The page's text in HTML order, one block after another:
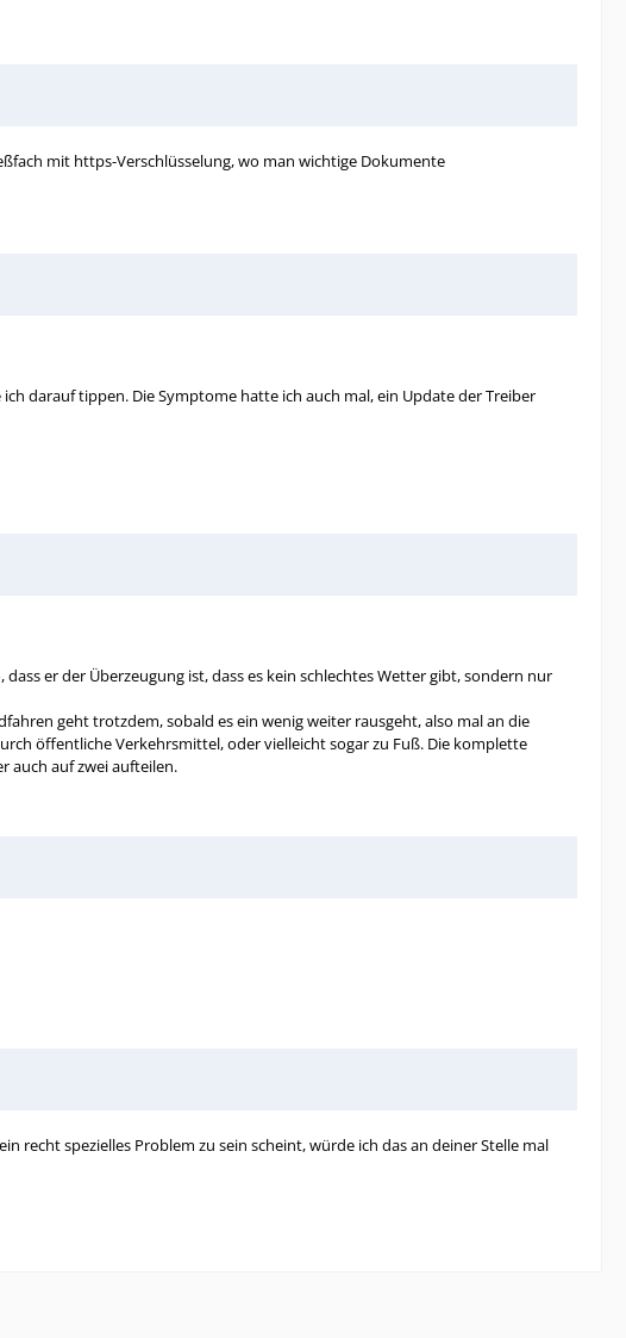
mit https-Verschlüsselung, wo man wichtige Dokumente
darauf tippen. Die Symptome hatte ich auch mal, ein Update der Treiber
er der Überzeugung ist, dass es kein schlechtes Wetter gibt, sondern nur
geht trotzdem, sobald es ein wenig weiter rausgeht, also mal an die
öffentliche Verkehrsmittel, oder vielleicht sogar zu Fuß. Die komplette
auch auf zwei aufteilen.
recht spezielles Problem zu sein scheint, würde ich das an deiner Stelle mal